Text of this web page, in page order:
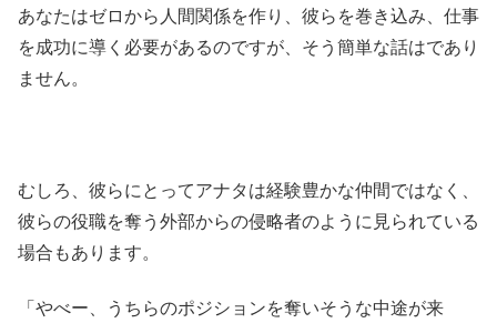
あなたはゼロから人間関係を作り、彼らを巻き込み、仕事
を成功に導く必要があるのですが、そう簡単な話はであり
ません。
むしろ、彼らにとってアナタは経験豊かな仲間ではなく、
彼らの役職を奪う外部からの侵略者のように見られている
場合もあります。
「やべー、うちらのポジションを奪いそうな中途が来